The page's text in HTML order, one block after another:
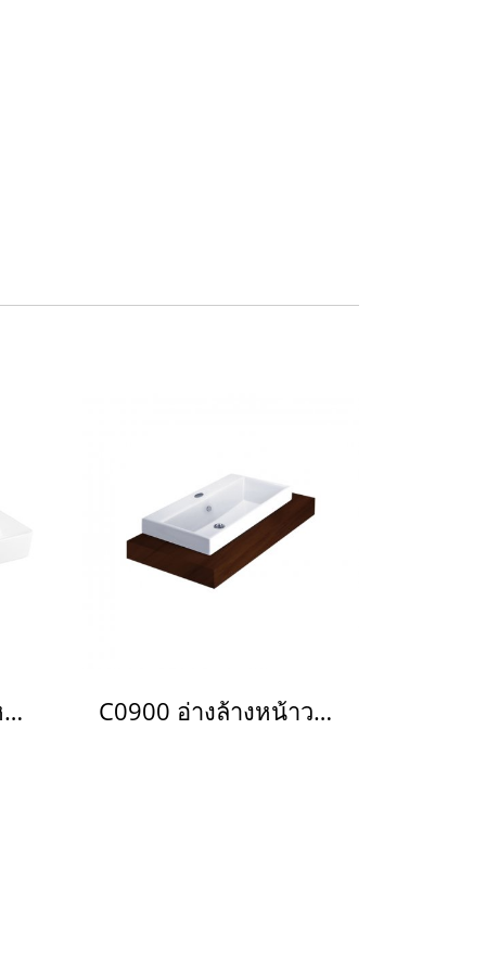
C0059017 อ่างล้างหน้า แบบวางบนเคาน์เตอร์ รุ่น SIMPLY MODISH C0900 อ่างล้างหน้าวางบนเคาน์เตอร์ 1 รูก๊อก รุ่น Quado 90